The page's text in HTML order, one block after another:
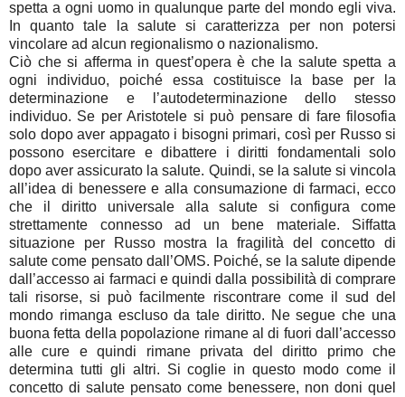
spetta a ogni uomo in qualunque parte del mondo egli viva.
In quanto tale la salute si caratterizza per non potersi
vincolare ad alcun regionalismo o nazionalismo.
Ciò che si afferma in quest’opera è che la salute spetta a
ogni individuo, poiché essa costituisce la base per la
determinazione e l’autodeterminazione dello stesso
individuo. Se per Aristotele si può pensare di fare filosofia
solo dopo aver appagato i bisogni primari, così per Russo si
possono esercitare e dibattere i diritti fondamentali solo
dopo aver assicurato la salute. Quindi, se la salute si vincola
all’idea di benessere e alla consumazione di farmaci, ecco
che il diritto universale alla salute si configura come
strettamente connesso ad un bene materiale. Siffatta
situazione per Russo mostra la fragilità del concetto di
salute come pensato dall’OMS. Poiché, se la salute dipende
dall’accesso ai farmaci e quindi dalla possibilità di comprare
tali risorse, si può facilmente riscontrare come il sud del
mondo rimanga escluso da tale diritto. Ne segue che una
buona fetta della popolazione rimane al di fuori dall’accesso
alle cure e quindi rimane privata del diritto primo che
determina tutti gli altri. Si coglie in questo modo come il
concetto di salute pensato come benessere, non doni quel